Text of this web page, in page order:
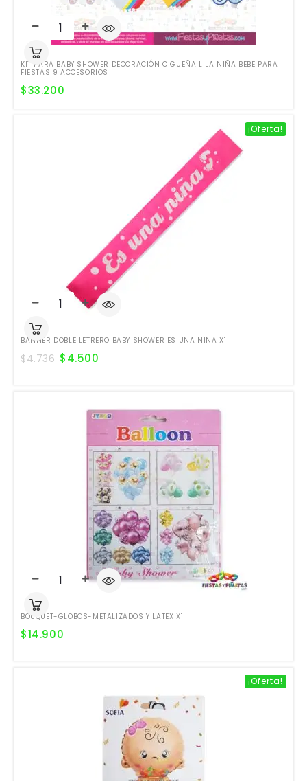
KIT PARA BABY SHOWER DECORACIÓN CIGUEÑA LILA NIÑA BEBE PARA
FIESTAS 9 ACCESORIOS
$33.200
¡Oferta!
BANNER DOBLE LETRERO BABY SHOWER ES UNA NIÑA X1
$4.736 $4.500
BOUQUET-GLOBOS-METALIZADOS Y LATEX X1
$14.900
¡Oferta!